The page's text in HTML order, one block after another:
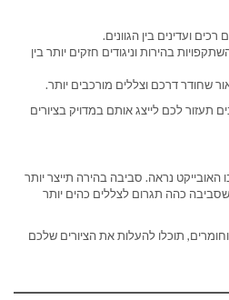
ועדינים בין הגוונים.
בהירות וניגודים חזקים יותר בין
שחודר דרכם וצללים מורכבים יותר.
תעזור לכם לייצג אותם במדויק בציורים
נראה. סביבה בהירה תייצר יותר
שסביבה כהה תגרום לצללים כהים יותר
תוכלו להעלות את הציורים שלכם